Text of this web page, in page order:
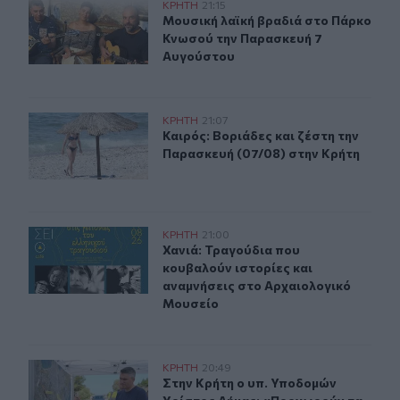
Μουσική λαϊκή βραδιά στο Πάρκο Κνωσού την
ΚΡΗΤΗ 21:15
Μουσική λαϊκή βραδιά στο
Μουσική λαϊκή βραδιά στο Πάρκο
Κνωσού την Παρασκευή 7
Αυγούστου
Καιρός: Βοριάδες και ζέστη την Παρασκευή (07/08)
ΚΡΗΤΗ 21:07
Καιρός: Βοριάδες και ζέστη την
Καιρός: Βοριάδες και ζέστη την
Παρασκευή (07/08) στην Κρήτη
Χανιά: Τραγούδια που κουβαλούν ιστορίες και
ΚΡΗΤΗ 21:00
Χανιά: Τραγούδια που κουβαλούν
Χανιά: Τραγούδια που
κουβαλούν ιστορίες και
αναμνήσεις στο Αρχαιολογικό
Μουσείο
Στην Κρήτη ο υπ. Υποδομών Χρίστος Δήμας:
ΚΡΗΤΗ 20:49
Στην Κρήτη ο υπ. Υποδομών
Στην Κρήτη ο υπ. Υποδομών